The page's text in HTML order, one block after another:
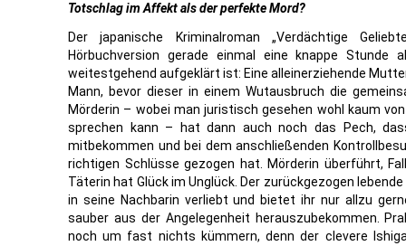
Totschlag im Affekt als der perfekte Mord?
Der japanische Kriminalroman „Verdächtige
Hörbuchversion gerade einmal eine knappe
weitestgehend aufgeklärt ist: Eine alleinerziehende
Mann, bevor dieser in einem Wutausbruch die
Mörderin – wobei man juristisch gesehen wohl kaum
sprechen kann – hat dann auch noch das Pech,
mitbekommen und bei dem anschließenden
richtigen Schlüsse gezogen hat. Mörderin überführt,
Täterin hat Glück im Unglück. Der zurückgezogen
in seine Nachbarin verliebt und bietet ihr nur allzu
sauber aus der Angelegenheit herauszubekommen.
noch um fast nichts kümmern, denn der clevere